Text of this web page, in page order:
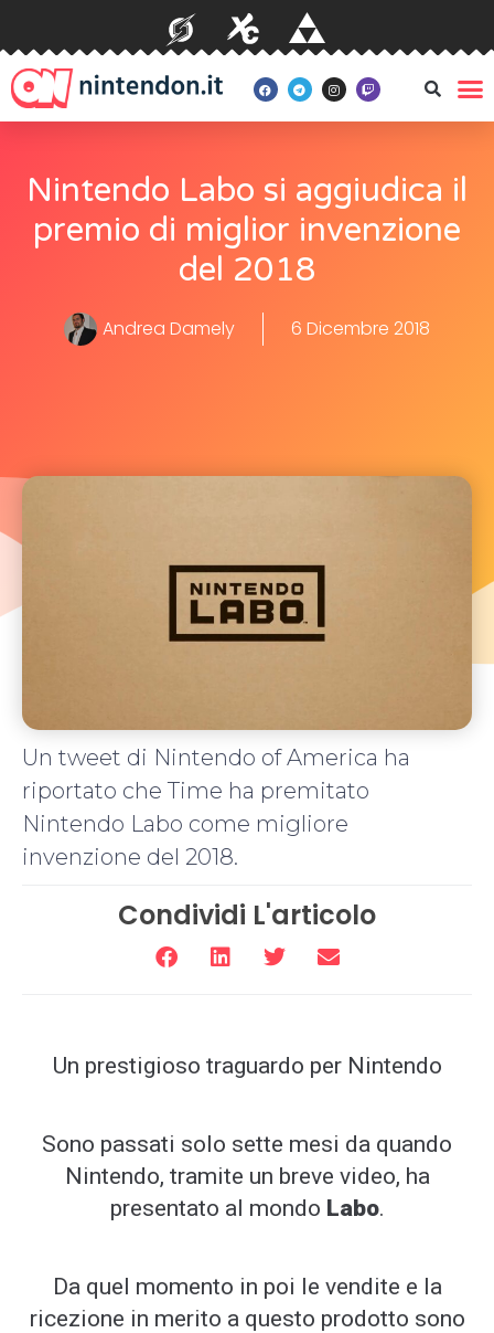
Nintendo Labo si aggiudica il
premio di miglior invenzione
del 2018
Andrea Damely 6 Dicembre 2018
Un tweet di Nintendo of America ha
riportato che Time ha premitato
Nintendo Labo come migliore
invenzione del 2018.
Condividi L'articolo
Un prestigioso traguardo per Nintendo
Sono passati solo sette mesi da quando
Nintendo, tramite un breve video, ha
presentato al mondo Labo.
Da quel momento in poi le vendite e la
ricezione in merito a questo prodotto sono